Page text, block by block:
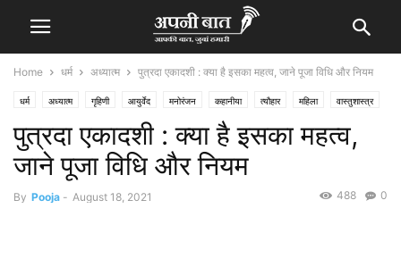
Home धर्म अध्यात्म पुत्रदा एकादशी : क्या है इसका महत्व, जाने पूजा विधि और नियम
धर्म अध्यात्म गृहिणी आयुर्वेद मनोरंजन कहानीया त्यौहार महिला वास्तुशास्त्र
स्वास्थ्य
पुत्रदा एकादशी : क्या है इसका महत्व,
जाने पूजा विधि और नियम
By Pooja - August 18, 2021 0
488